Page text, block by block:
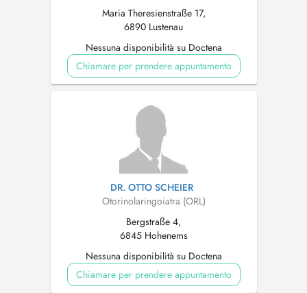
Maria Theresienstraße 17,
6890 Lustenau
Nessuna disponibilità su Doctena
Chiamare per prendere appuntamento
DR. OTTO SCHEIER
Otorinolaringoiatra (ORL)
Bergstraße 4,
6845 Hohenems
Nessuna disponibilità su Doctena
Chiamare per prendere appuntamento